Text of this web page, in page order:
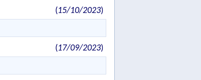
(15/10/2023)
(17/09/2023)